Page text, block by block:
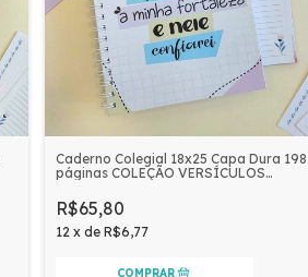
Caderno Colegial 18x25 Capa Dura 198
páginas COLEÇÃO VERSÍCULOS
R$65,80
12 xdeR$6,77